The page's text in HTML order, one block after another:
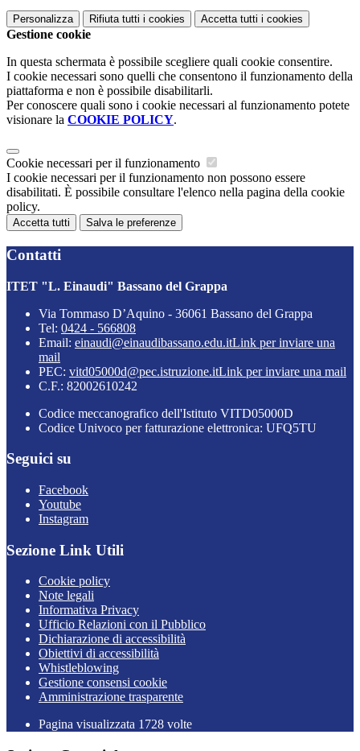
Personalizza Rifiuta tutti i cookies Accetta tutti i cookies
Gestione cookie
In questa schermata è possibile scegliere quali cookie consentire.
I cookie necessari sono quelli che consentono il funzionamento della
piattaforma e non è possibile disabilitarli.
Per conoscere quali sono i cookie necessari al funzionamento potete
visionare la COOKIE POLICY.
Cookie necessari per il funzionamento
I cookie necessari per il funzionamento non possono essere
disabilitati. È possibile consultare l'elenco nella pagina della cookie
policy.
Accetta tutti Salva le preferenze
Contatti
ITET "L. Einaudi" Bassano del Grappa
Via Tommaso D’Aquino - 36061 Bassano del Grappa
Tel: 0424 - 566808
Email: einaudi@einaudibassano.edu.itLink per inviare una
mail
PEC: vitd05000d@pec.istruzione.itLink per inviare una mail
C.F.: 82002610242
Codice meccanografico dell'Istituto VITD05000D
Codice Univoco per fatturazione elettronica: UFQ5TU
Seguici su
Facebook
Youtube
Instagram
Sezione Link Utili
Cookie policy
Note legali
Informativa Privacy
Ufficio Relazioni con il Pubblico
Dichiarazione di accessibilità
Obiettivi di accessibilità
Whistleblowing
Gestione consensi cookie
Amministrazione trasparente
Pagina visualizzata 1728 volte